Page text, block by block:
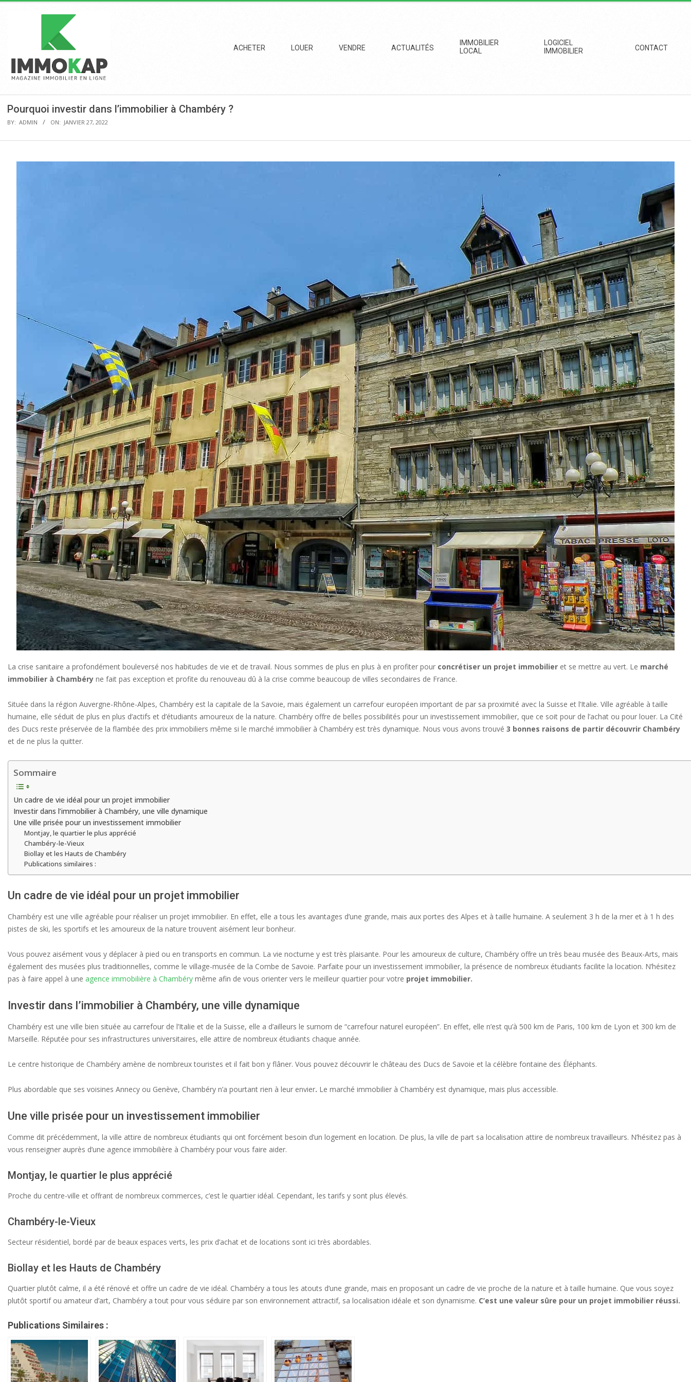
IMMOKAP
Navigation
ACHETER LOUER VENDRE ACTUALITÉS
IMMOBILIER
LOCAL
LOGICIEL
IMMOBILIER
CONTACT
Pourquoi investir dans l’immobilier à Chambéry ?
BY: ADMIN ON: JANVIER 27, 2022
La crise sanitaire a profondément bouleversé nos habitudes de vie et de travail. Nous sommes de plus en plus à en profiter pour concrétiser un projet immobilier et se mettre au vert. Le marché
immobilier à Chambéry ne fait pas exception et profite du renouveau dû à la crise comme beaucoup de villes secondaires de France.
Située dans la région Auvergne-Rhône-Alpes, Chambéry est la capitale de la Savoie, mais également un carrefour européen important de par sa proximité avec la Suisse et l’Italie. Ville agréable à taille
humaine, elle séduit de plus en plus d’actifs et d’étudiants amoureux de la nature. Chambéry offre de belles possibilités pour un investissement immobilier, que ce soit pour de l’achat ou pour louer. La Cité
des Ducs reste préservée de la flambée des prix immobiliers même si le marché immobilier à Chambéry est très dynamique. Nous vous avons trouvé 3 bonnes raisons de partir découvrir Chambéry
et de ne plus la quitter.
Sommaire
Un cadre de vie idéal pour un projet immobilier
Investir dans l’immobilier à Chambéry, une ville dynamique
Une ville prisée pour un investissement immobilier
Montjay, le quartier le plus apprécié
Chambéry-le-Vieux
Biollay et les Hauts de Chambéry
Publications similaires :
Un cadre de vie idéal pour un projet immobilier
Chambéry est une ville agréable pour réaliser un projet immobilier. En effet, elle a tous les avantages d’une grande, mais aux portes des Alpes et à taille humaine. A seulement 3 h de la mer et à 1 h des
pistes de ski, les sportifs et les amoureux de la nature trouvent aisément leur bonheur.
Vous pouvez aisément vous y déplacer à pied ou en transports en commun. La vie nocturne y est très plaisante. Pour les amoureux de culture, Chambéry offre un très beau musée des Beaux-Arts, mais
également des musées plus traditionnelles, comme le village-musée de la Combe de Savoie. Parfaite pour un investissement immobilier, la présence de nombreux étudiants facilite la location. N’hésitez
pas à faire appel à une agence immobilière à Chambéry même afin de vous orienter vers le meilleur quartier pour votre projet immobilier.
Investir dans l’immobilier à Chambéry, une ville dynamique
Chambéry est une ville bien située au carrefour de l’Italie et de la Suisse, elle a d’ailleurs le surnom de “carrefour naturel européen”. En effet, elle n’est qu’à 500 km de Paris, 100 km de Lyon et 300 km de
Marseille. Réputée pour ses infrastructures universitaires, elle attire de nombreux étudiants chaque année.
Le centre historique de Chambéry amène de nombreux touristes et il fait bon y flâner. Vous pouvez découvrir le château des Ducs de Savoie et la célèbre fontaine des Éléphants.
Plus abordable que ses voisines Annecy ou Genève, Chambéry n’a pourtant rien à leur envier. Le marché immobilier à Chambéry est dynamique, mais plus accessible.
Une ville prisée pour un investissement immobilier
Comme dit précédemment, la ville attire de nombreux étudiants qui ont forcément besoin d’un logement en location. De plus, la ville de part sa localisation attire de nombreux travailleurs. N’hésitez pas à
vous renseigner auprès d’une agence immobilière à Chambéry pour vous faire aider.
Montjay, le quartier le plus apprécié
Proche du centre-ville et offrant de nombreux commerces, c’est le quartier idéal. Cependant, les tarifs y sont plus élevés.
Chambéry-le-Vieux
Secteur résidentiel, bordé par de beaux espaces verts, les prix d’achat et de locations sont ici très abordables.
Biollay et les Hauts de Chambéry
Quartier plutôt calme, il a été rénové et offre un cadre de vie idéal. Chambéry a tous les atouts d’une grande, mais en proposant un cadre de vie proche de la nature et à taille humaine. Que vous soyez
plutôt sportif ou amateur d’art, Chambéry a tout pour vous séduire par son environnement attractif, sa localisation idéale et son dynamisme. C’est une valeur sûre pour un projet immobilier réussi.
Publications Similaires :